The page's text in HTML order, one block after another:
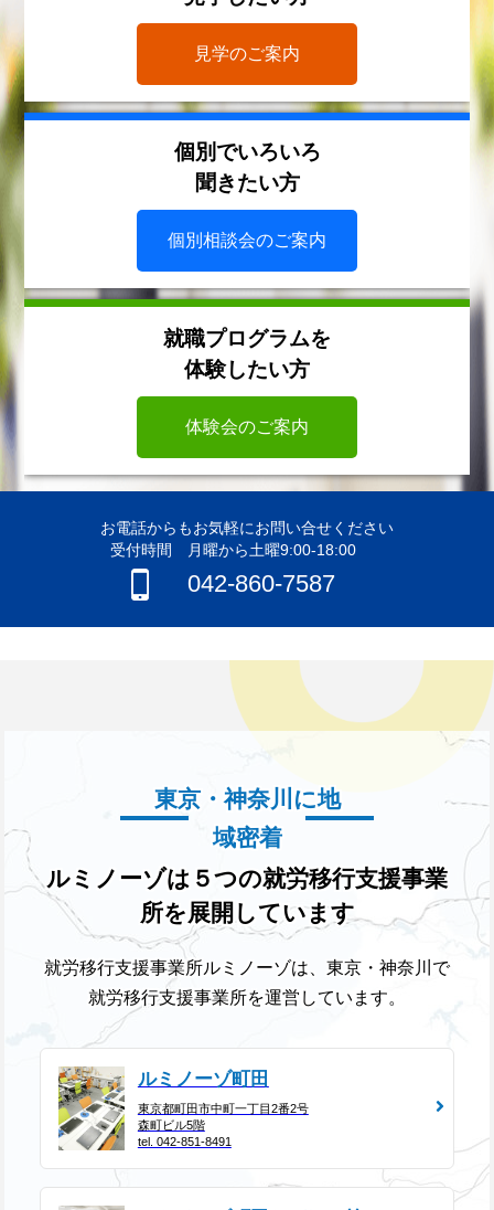
見学のご案内
個別でいろいろ
聞きたい方
個別相談会のご案内
就職プログラムを
体験したい方
体験会のご案内
お電話からもお気軽にお問い合せください
受付時間 月曜から土曜9:00-18:00
042-860-7587
東京・神奈川に地
域密着
ルミノーゾは５つの就労移行支援事業
所を展開しています
就労移行支援事業所ルミノーゾは、東京・神奈川で
就労移行支援事業所を運営しています。
ルミノーゾ町田
東京都町田市中町一丁目2番2号
森町ビル5階
tel. 042-851-8491